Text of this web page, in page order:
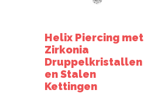
Helix Piercing met
Zirkonia
Druppelkristallen
en Stalen
Kettingen